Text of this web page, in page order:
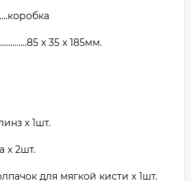
x 35 x 185мм.
х 1шт.
х 2шт.
для мягкой кисти х 1шт.